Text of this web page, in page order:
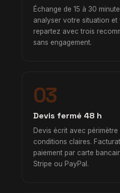
Échange de 15 à 30
analyser votre situation
repartez avec trois
sans engagement.
03
Devis fermé 48 h
Devis écrit avec
conditions claires.
paiement par carte
Stripe ou PayPal.